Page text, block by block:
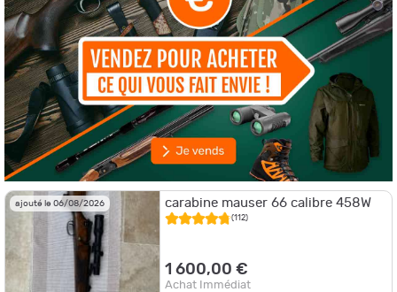
ajouté le 06/08/2026 carabine mauser 66 calibre 458W
(112)
1 600,00 €
Achat Immédiat